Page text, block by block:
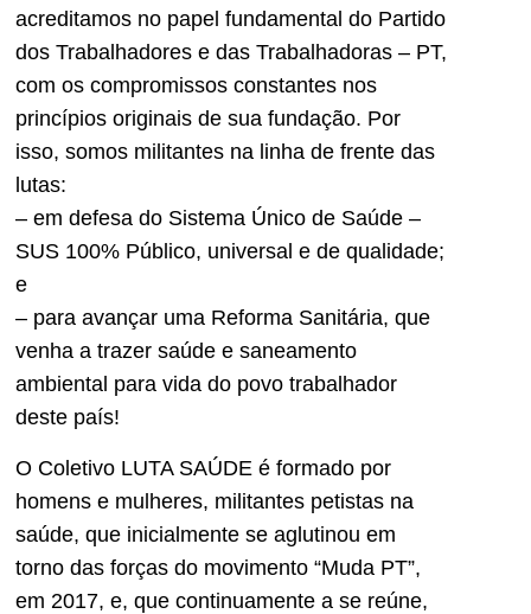
acreditamos no papel fundamental do Partido
dos Trabalhadores e das Trabalhadoras – PT,
com os compromissos constantes nos
princípios originais de sua fundação. Por
isso, somos militantes na linha de frente das
lutas:
– em defesa do Sistema Único de Saúde –
SUS 100% Público, universal e de qualidade;
e
– para avançar uma Reforma Sanitária, que
venha a trazer saúde e saneamento
ambiental para vida do povo trabalhador
deste país!
O Coletivo LUTA SAÚDE é formado por
homens e mulheres, militantes petistas na
saúde, que inicialmente se aglutinou em
torno das forças do movimento “Muda PT”,
em 2017, e, que continuamente a se reúne,